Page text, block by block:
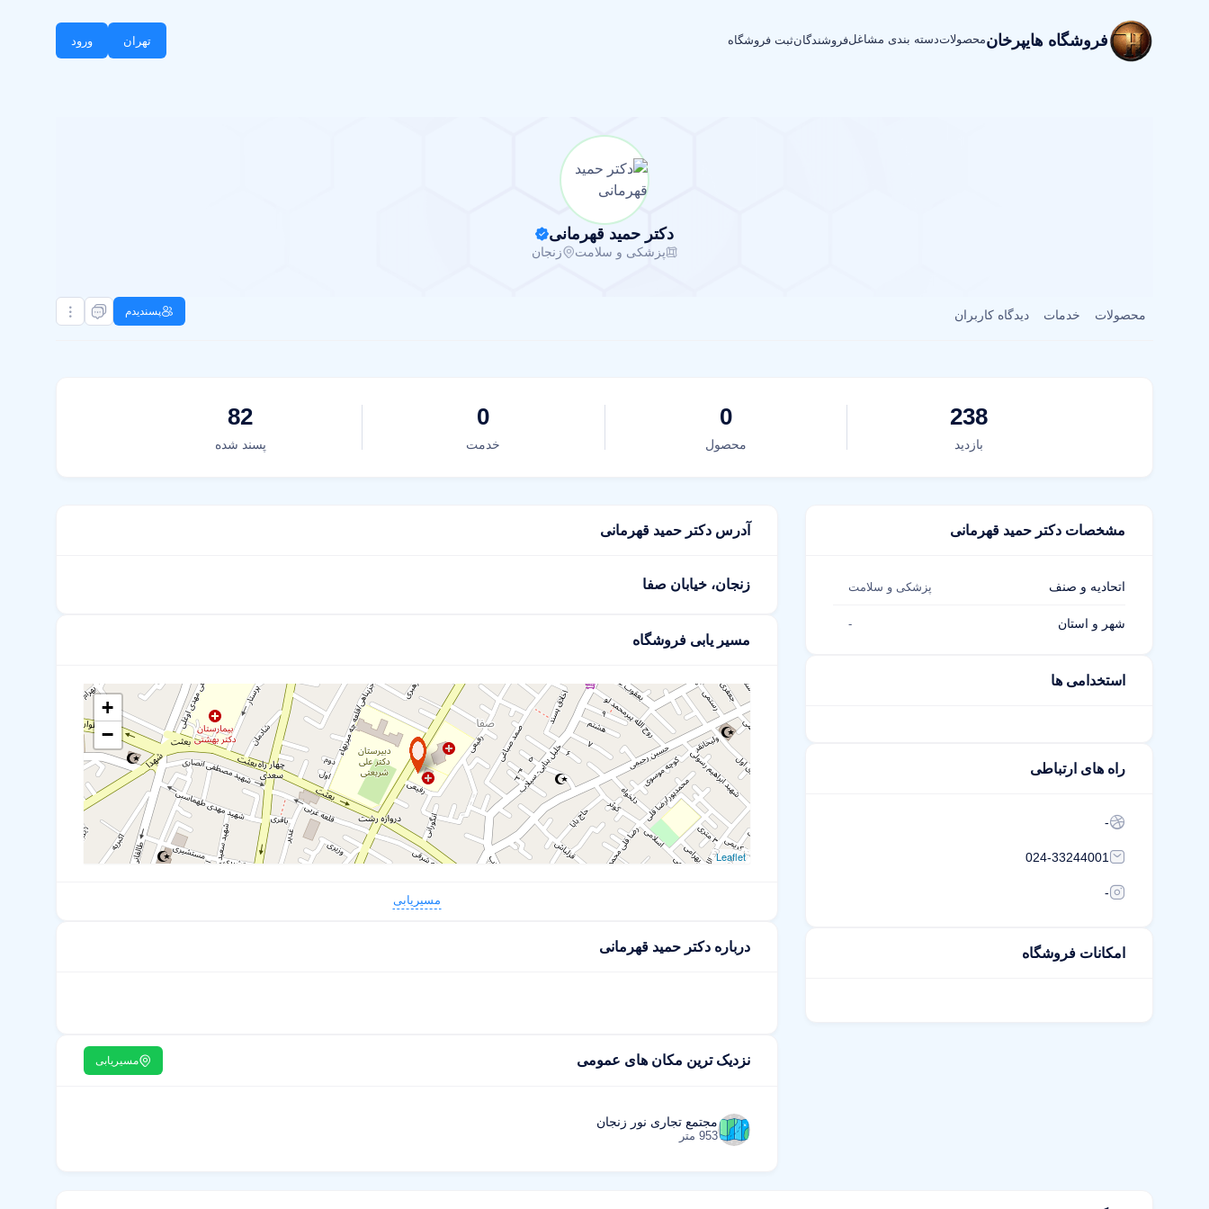
فروشگاه هایپرخانمحصولاتدسته بندی مشاغلفروشندگانثبت فروشگاه تهران ورود
دکتر حمید قهرمانی
پزشکی و سلامت زنجان
محصولات خدمات دیدگاه کاربران پسندیدم
238
بازدید
0
محصول
0
خدمت
82
پسند شده
مشخصات دکتر حمید قهرمانی
اتحادیه و صنف پزشکی و سلامت
شهر و استان -
استخدامی ها
راه های ارتباطی
-
024-33244001
-
امکانات فروشگاه
آدرس دکتر حمید قهرمانی
زنجان، خیابان صفا
مسیر یابی فروشگاه
+
−
Leaflet
مسیریابی
درباره دکتر حمید قهرمانی
نزدیک ترین مکان های عمومی مسیریابی
مجتمع تجاری نور زنجان
953 متر